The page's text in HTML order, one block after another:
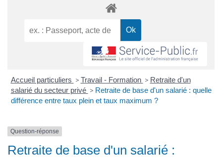
Accueil particuliers > Travail - Formation > Retraite d'un
salarié du secteur privé > Retraite de base d'un salarié : quelle
différence entre taux plein et taux maximum ?
Question-réponse
Retraite de base d'un salarié :